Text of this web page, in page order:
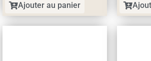
Ajouter au panier